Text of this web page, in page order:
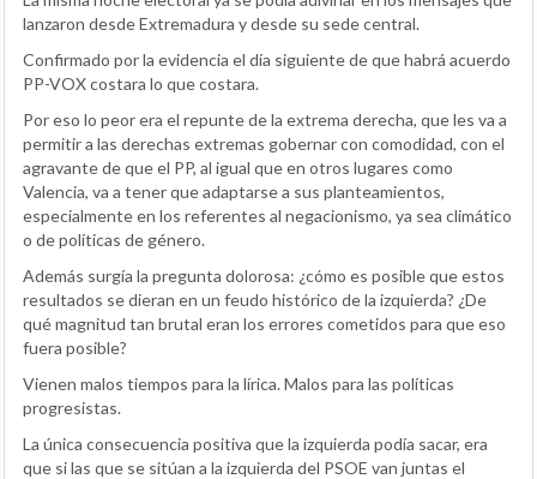
lanzaron desde Extremadura y desde su sede central.
Confirmado por la evidencia el día siguiente de que habrá acuerdo
PP-VOX costara lo que costara.
Por eso lo peor era el repunte de la extrema derecha, que les va a
permitir a las derechas extremas gobernar con comodidad, con el
agravante de que el PP, al igual que en otros lugares como
Valencia, va a tener que adaptarse a sus planteamientos,
especialmente en los referentes al negacionismo, ya sea climático
o de políticas de género.
Además surgía la pregunta dolorosa: ¿cómo es posible que estos
resultados se dieran en un feudo histórico de la izquierda? ¿De
qué magnitud tan brutal eran los errores cometidos para que eso
fuera posible?
Vienen malos tiempos para la lírica. Malos para las políticas
progresistas.
La única consecuencia positiva que la izquierda podía sacar, era
que si las que se sitúan a la izquierda del PSOE van juntas el